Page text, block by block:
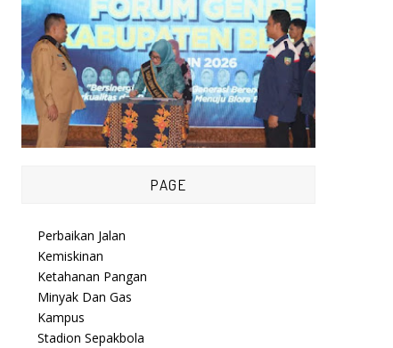
PAGE
Perbaikan Jalan
Kemiskinan
Ketahanan Pangan
Minyak Dan Gas
Kampus
Stadion Sepakbola